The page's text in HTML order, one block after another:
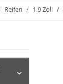
Reifen 1.9 Zoll